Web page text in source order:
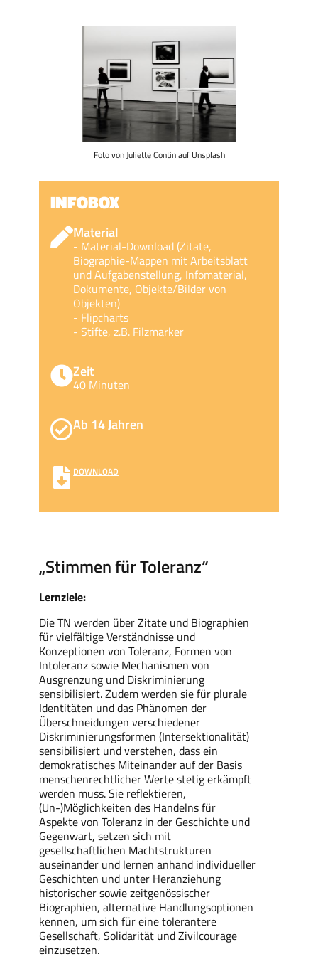
„Stimmen für Toleranz“
Lernziele:
Die TN werden über Zitate und Biographien
für vielfältige Verständnisse und
Konzeptionen von Toleranz, Formen von
Intoleranz sowie Mechanismen von
Ausgrenzung und Diskriminierung
sensibilisiert. Zudem werden sie für plurale
Identitäten und das Phänomen der
Überschneidungen verschiedener
Diskriminierungsformen (Intersektionalität)
sensibilisiert und verstehen, dass ein
demokratisches Miteinander auf der Basis
menschenrechtlicher Werte stetig erkämpft
werden muss. Sie reflektieren,
(Un-)Möglichkeiten des Handelns für
Aspekte von Toleranz in der Geschichte und
Gegenwart, setzen sich mit
gesellschaftlichen Machtstrukturen
auseinander und lernen anhand individueller
Geschichten und unter Heranziehung
historischer sowie zeitgenössischer
Biographien, alternative Handlungsoptionen
kennen, um sich für eine tolerantere
Gesellschaft, Solidarität und Zivilcourage
einzusetzen.
Foto von Juliette Contin auf Unsplash
INFOBOX
Material
- Material-Download (Zitate,
Biographie-Mappen mit Arbeitsblatt
und Aufgabenstellung, Infomaterial,
Dokumente, Objekte/Bilder von
Objekten)
- Flipcharts
- Stifte, z.B. Filzmarker
Zeit
40 Minuten
Ab 14 Jahren
DOWNLOAD